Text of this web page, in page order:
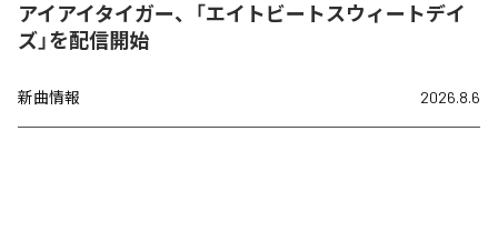
アイアイタイガー、「エイトビートスウィートデイ
ズ」を配信開始
新曲情報 2026.8.6